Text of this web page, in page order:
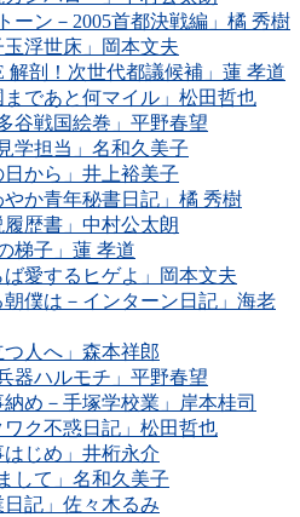
ーン－2005首都決戦編」橘 秀樹
玉浮世床」岡本文夫
解剖！次世代都議候補」蓮 孝道
まであと何マイル」松田哲也
谷戦国絵巻」平野春望
学担当」名和久美子
日から」井上裕美子
やか青年秘書日記」橘 秀樹
履歴書」中村公太朗
梯子」蓮 孝道
ば愛するヒゲよ」岡本文夫
朝僕は－インターン日記」海老
つ人へ」森本祥郎
器ハルモチ」平野春望
納め－手塚学校業」岸本桂司
ワク不惑日記」松田哲也
はじめ」井桁永介
して」名和久美子
日記」佐々木るみ